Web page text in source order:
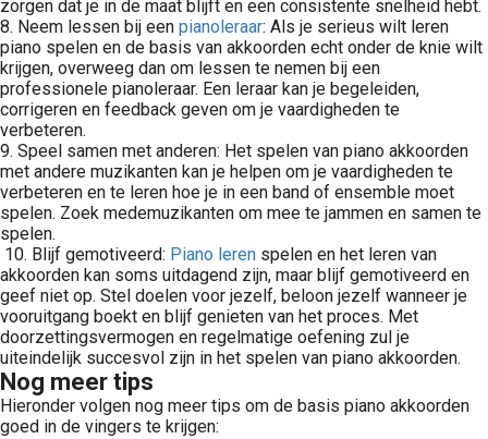
zorgen dat je in de maat blijft en een consistente snelheid hebt.
8. Neem lessen bij een pianoleraar: Als je serieus wilt leren
piano spelen en de basis van akkoorden echt onder de knie wilt
krijgen, overweeg dan om lessen te nemen bij een
professionele pianoleraar. Een leraar kan je begeleiden,
corrigeren en feedback geven om je vaardigheden te
verbeteren.
9. Speel samen met anderen: Het spelen van piano akkoorden
met andere muzikanten kan je helpen om je vaardigheden te
verbeteren en te leren hoe je in een band of ensemble moet
spelen. Zoek medemuzikanten om mee te jammen en samen te
spelen.
10. Blijf gemotiveerd: Piano leren spelen en het leren van
akkoorden kan soms uitdagend zijn, maar blijf gemotiveerd en
geef niet op. Stel doelen voor jezelf, beloon jezelf wanneer je
vooruitgang boekt en blijf genieten van het proces. Met
doorzettingsvermogen en regelmatige oefening zul je
uiteindelijk succesvol zijn in het spelen van piano akkoorden.
Nog meer tips
Hieronder volgen nog meer tips om de basis piano akkoorden
goed in de vingers te krijgen: